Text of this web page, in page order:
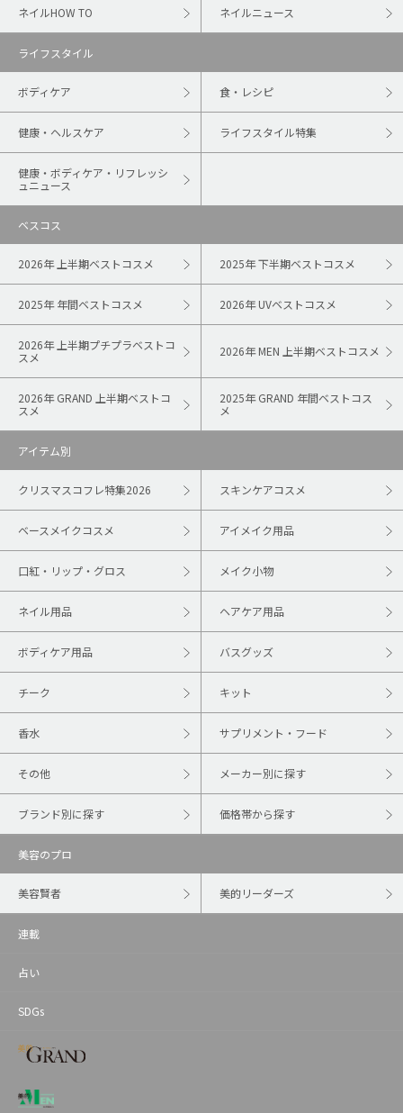
ネイルHOW TO ネイルニュース
ライフスタイル
ボディケア 食・レシピ
健康・ヘルスケア ライフスタイル特集
健康・ボディケア・リフレッシ
ュニュース
ベスコス
2026年 上半期ベストコスメ 2025年 下半期ベストコスメ
2025年 年間ベストコスメ 2026年 UVベストコスメ
2026年 上半期プチプラベストコ
スメ
2026年 MEN 上半期ベストコスメ
2026年 GRAND 上半期ベストコ
スメ
2025年 GRAND 年間ベストコス
メ
アイテム別
クリスマスコフレ特集2026 スキンケアコスメ
ベースメイクコスメ アイメイク用品
口紅・リップ・グロス メイク小物
ネイル用品 ヘアケア用品
ボディケア用品 バスグッズ
チーク キット
香水 サプリメント・フード
その他 メーカー別に探す
ブランド別に探す 価格帯から探す
美容のプロ
美容賢者 美的リーダーズ
連載
占い
SDGs